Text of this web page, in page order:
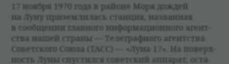
17 ноября 1970 года в районе Моря дождей
на Луну при­зем­ли­лась станция, назван­ная
в сообще­нии глав­ного информаци­он­ного агент­
ства нашей страны — Телеграф­ного агент­ства
Совет­ского Союза (ТАСС) — «Луна-17». На поверх­
ность Луны спу­стился совет­ский аппа­рат, оста­